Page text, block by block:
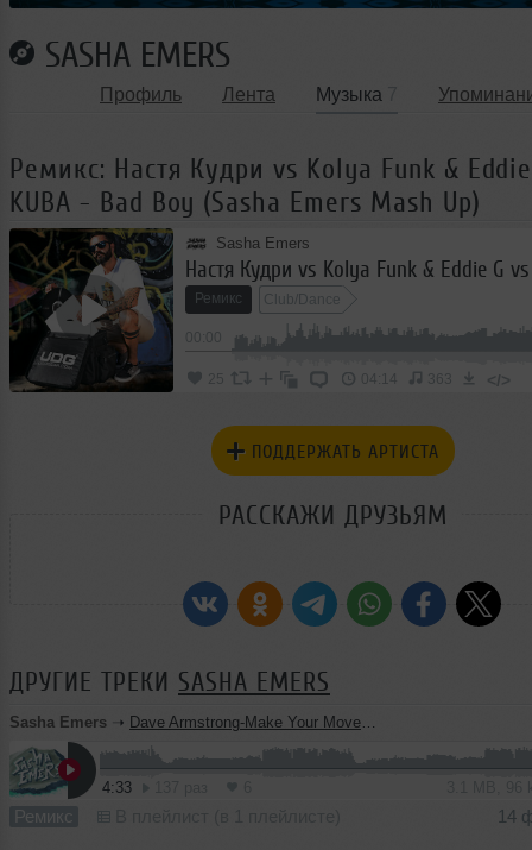
SASHA EMERS
Профиль Лента Музыка
Ремикс: Настя Кудри vs Kolya Funk &
KUBA - Bad Boy (Sasha Emers Mash Up)
Sasha Emers
Ремикс Club/Dance
25 363 </>
ПОДДЕРЖАТЬ АРТИСТА
РАССКАЖИ ДРУЗЬЯМ
ДРУГИЕ ТРЕКИ SASHA EMERS
Sasha Emers ➝ Dave Armstrong-Make Your Move (Sasha Emers mash up)
4:33
Ремикс 14